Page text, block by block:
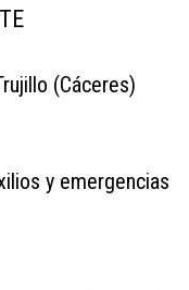
(Cáceres)
y emergencias